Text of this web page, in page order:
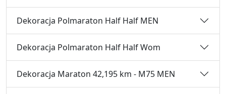
Dekoracja Polmaraton Half Half MEN
Dekoracja Polmaraton Half Half Wom
Dekoracja Maraton 42,195 km - M75 MEN